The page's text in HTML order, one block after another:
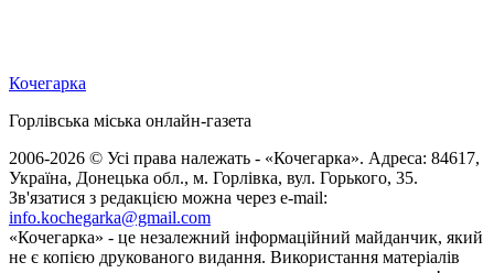
Кочегарка
Горлівська міська онлайн-газета
2006-2026 © Усі права належать - «Кочегарка». Адреса: 84617,
Україна, Донецька обл., м. Горлівка, вул. Горького, 35.
Зв'язатися з редакцією можна через e-mail:
info.kochegarka@gmail.com
«Кочегарка» - це незалежний інформаційний майданчик, який
не є копією друкованого видання. Використання матеріалів